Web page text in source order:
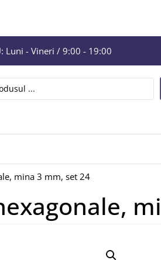
Luni - Vineri / 9:00 - 19:00
mina 3 mm, set 24